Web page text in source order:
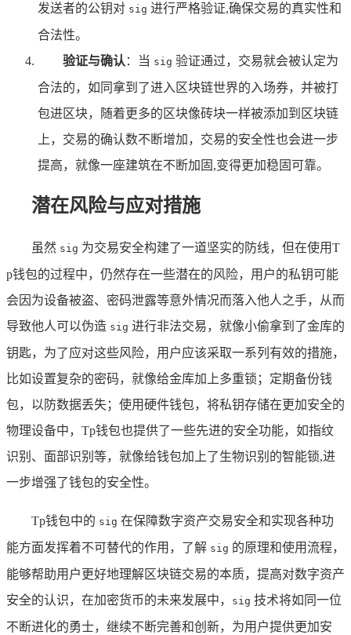
发送者的公钥对 sig 进行严格验证,确保交易的真实性和
合法性。
验证与确认 ：当 sig 验证通过，交易就会被认定为
合法的，如同拿到了进入区块链世界的入场券，并被打
包进区块，随着更多的区块像砖块一样被添加到区块链
上，交易的确认数不断增加，交易的安全性也会进一步
提高，就像一座建筑在不断加固,变得更加稳固可靠。
潜在风险与应对措施
虽然 sig 为交易安全构建了一道坚实的防线，但在使用T
p钱包的过程中，仍然存在一些潜在的风险，用户的私钥可能
会因为设备被盗、密码泄露等意外情况而落入他人之手，从而
导致他人可以伪造 sig 进行非法交易，就像小偷拿到了金库的
钥匙，为了应对这些风险，用户应该采取一系列有效的措施，
比如设置复杂的密码，就像给金库加上多重锁；定期备份钱
包，以防数据丢失；使用硬件钱包，将私钥存储在更加安全的
物理设备中，Tp钱包也提供了一些先进的安全功能，如指纹
识别、面部识别等，就像给钱包加上了生物识别的智能锁,进
一步增强了钱包的安全性。
Tp钱包中的 sig 在保障数字资产交易安全和实现各种功
能方面发挥着不可替代的作用，了解 sig 的原理和使用流程，
能够帮助用户更好地理解区块链交易的本质，提高对数字资产
安全的认识，在加密货币的未来发展中，
sig 技术将如同一位
不断进化的勇士，继续不断完善和创新，为用户提供更加安